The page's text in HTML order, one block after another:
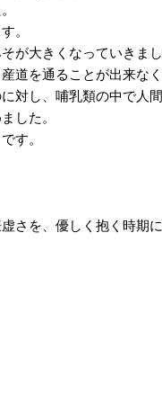
。
が大きくなっていきまし
道を通ることが出来な
対し、哺乳類の中で人
した。
す。
さを、優しく抱く時期に